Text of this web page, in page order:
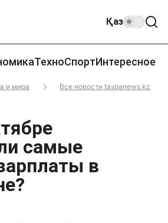
Қаз
ТехноСпортИнтересное
и мира
Все новости taspanews.kz
самые
в